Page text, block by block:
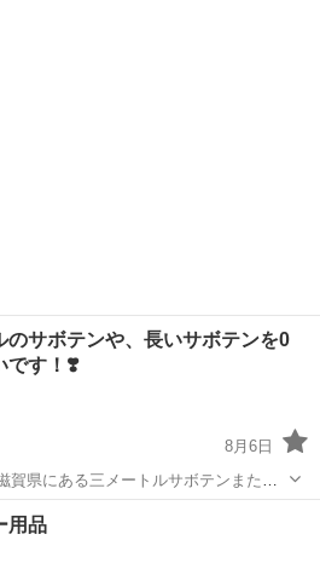
のサボテンや、長いサボテンを0
です！❣️
8月6日
県にある三メートルサボテンまた、
いです。 土日は普段取りに行けます
市が集合場所ですが、県外だと、そち
、京...
神駅
用品